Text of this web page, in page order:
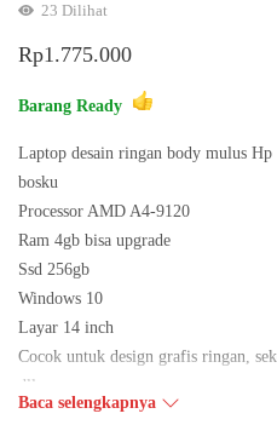
23 Dilihat
Rp1.775.000
Barang Ready
Laptop desain ringan body mulus
bosku
Processor AMD A4-9120
Ram 4gb bisa upgrade
Ssd 256gb
Windows 10
Layar 14 inch
Cocok untuk design grafis ringan,
dll
All fungsi jelas normal
Baca selengkapnya